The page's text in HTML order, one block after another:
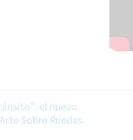
el nuevo
Sobre Ruedas